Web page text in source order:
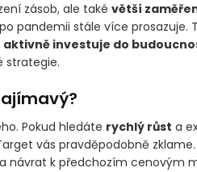
zásob, ale také větší
pandemii stále více prosazuje.
aktivně investuje do
strategie.
Pokud hledáte rychlý růst a
vás pravděpodobně
návrat k předchozím cenovým